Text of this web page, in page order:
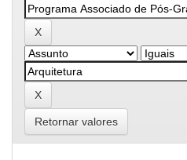
Retornar valores